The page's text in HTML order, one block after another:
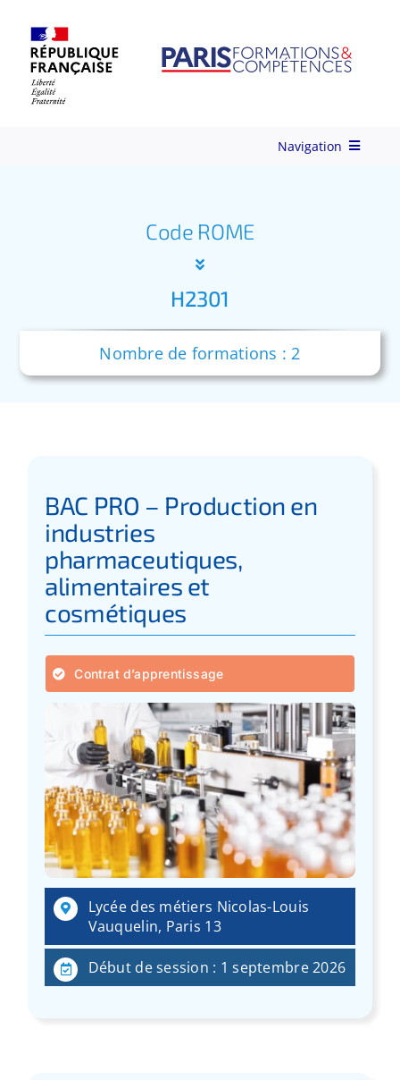
content
Navigation
Formations
Validation des acquis – VAE
Notre Réseau
Actualités
Contact
Recherche
pour
Code ROME
H2301
Nombre de formations : 2
BAC PRO – Production en
industries
pharmaceutiques,
alimentaires et
cosmétiques
Contrat d’apprentissage
Lycée des métiers Nicolas-Louis
Vauquelin, Paris 13
Début de session : 1 septembre 2026